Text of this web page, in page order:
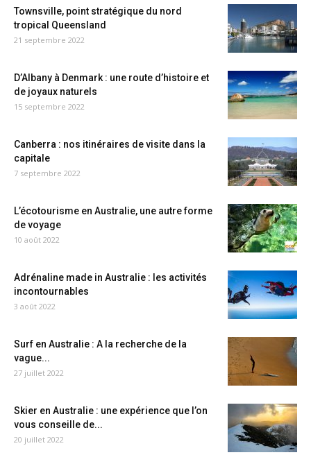
Townsville, point stratégique du nord
tropical Queensland
21 septembre 2022
D’Albany à Denmark : une route d’histoire et
de joyaux naturels
15 septembre 2022
Canberra : nos itinéraires de visite dans la
capitale
7 septembre 2022
L’écotourisme en Australie, une autre forme
de voyage
10 août 2022
Adrénaline made in Australie : les activités
incontournables
3 août 2022
Surf en Australie : A la recherche de la
vague...
27 juillet 2022
Skier en Australie : une expérience que l’on
vous conseille de...
20 juillet 2022